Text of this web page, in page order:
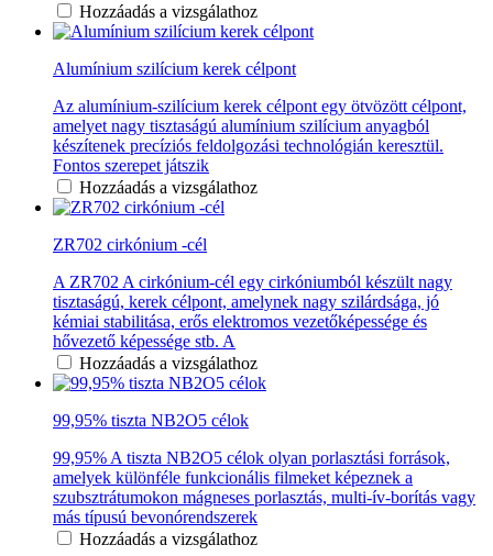
Hozzáadás a vizsgálathoz
Alumínium szilícium kerek célpont
Az alumínium-szilícium kerek célpont egy ötvözött célpont,
amelyet nagy tisztaságú alumínium szilícium anyagból
készítenek precíziós feldolgozási technológián keresztül.
Fontos szerepet játszik
Hozzáadás a vizsgálathoz
ZR702 cirkónium -cél
A ZR702 A cirkónium-cél egy cirkóniumból készült nagy
tisztaságú, kerek célpont, amelynek nagy szilárdsága, jó
kémiai stabilitása, erős elektromos vezetőképessége és
hővezető képessége stb. A
Hozzáadás a vizsgálathoz
99,95% tiszta NB2O5 célok
99,95% A tiszta NB2O5 célok olyan porlasztási források,
amelyek különféle funkcionális filmeket képeznek a
szubsztrátumokon mágneses porlasztás, multi-ív-borítás vagy
más típusú bevonórendszerek
Hozzáadás a vizsgálathoz